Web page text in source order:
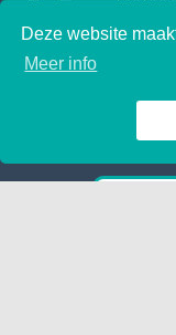
Deze website
Meer info